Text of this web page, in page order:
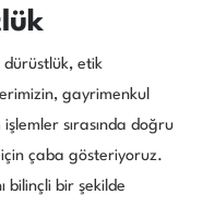
dürüstlük, etik
gayrimenkul
sırasında doğru
çaba gösteriyoruz.
bilinçli bir şekilde